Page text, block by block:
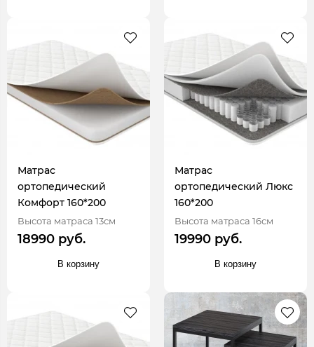
Матрас
ортопедический
Комфорт 160*200
Высота матраса 13см
18990 руб.
В корзину
Матрас
ортопедический Люкс
160*200
Высота матраса 16см
19990 руб.
В корзину